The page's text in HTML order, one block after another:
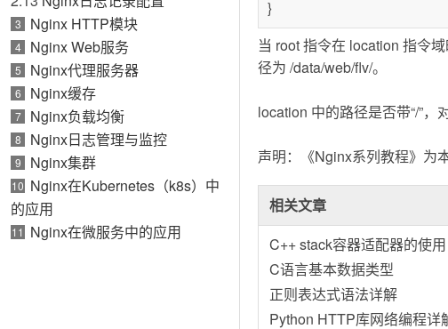
3 Nginx HTTP模块
4 Nginx Web服务
5 Nginx代理服务器
6 Nginx缓存
7 Nginx负载均衡
8 Nginx日志管理与监控
9 Nginx集群
10 Nginx在Kubernetes（k8s）中
的应用
11 Nginx在微服务中的应用
}
当 root 指令在 location 指令
径为 /data/web/flv/。
location 中的路径是否带“/”，
声明：《Nginx系列教程》为
相关文章
C++ stack容器适配器的使用
C语言基本数据类型
正则表达式语法详解
Python HTTP库网络编程详